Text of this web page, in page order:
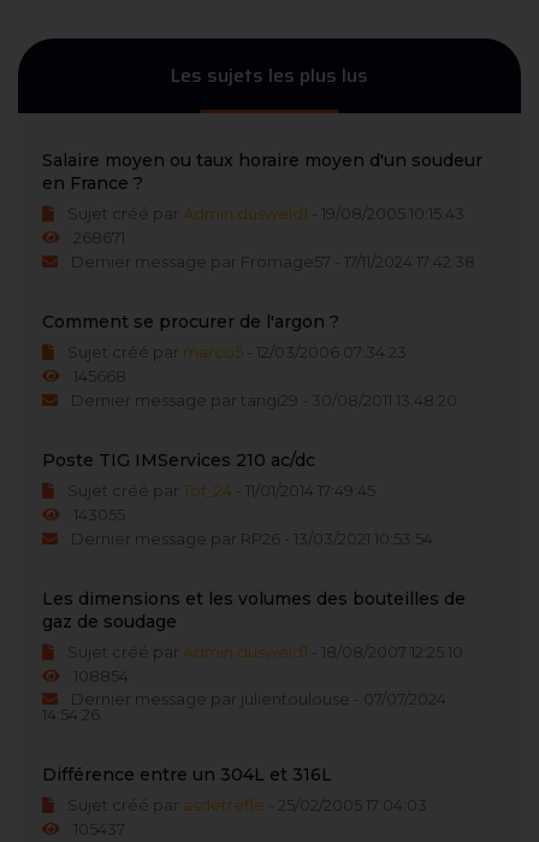
Les sujets les plus lus
Salaire moyen ou taux horaire moyen d'un soudeur
en France ?
Sujet créé par Admin dusweld1 - 19/08/2005 10:15:43
268671
Dernier message par Fromage57 - 17/11/2024 17:42:38
Comment se procurer de l'argon ?
Sujet créé par marco5 - 12/03/2006 07:34:23
145668
Dernier message par tangi29 - 30/08/2011 13:48:20
Poste TIG IMServices 210 ac/dc
Sujet créé par Tof_24 - 11/01/2014 17:49:45
143055
Dernier message par RP26 - 13/03/2021 10:53:54
Les dimensions et les volumes des bouteilles de
gaz de soudage
Sujet créé par Admin dusweld1 - 18/08/2007 12:25:10
108854
Dernier message par julientoulouse - 07/07/2024
14:54:26
Différence entre un 304L et 316L
Sujet créé par asdetrefle - 25/02/2005 17:04:03
105437